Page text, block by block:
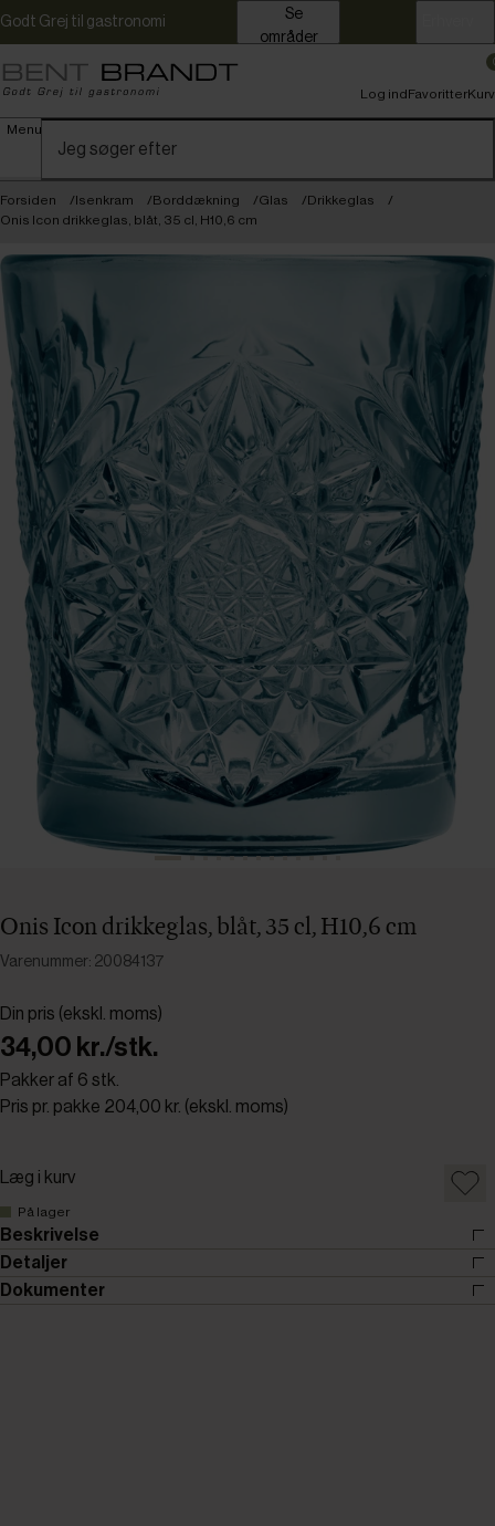
Godt Grej til gastronomi
områder
Menu
Log indFavoritterKurv
Forsiden Isenkram Borddækning Glas
Drikkeglas
Onis Icon drikkeglas, blåt, 35 cl, H10,6 cm
Onis Icon drikkeglas, blåt, 35 cl, H10,6 cm
Varenummer: 20084137
Din pris (ekskl. moms)
34,00 kr./stk.
Pakker af 6 stk.
Pris pr. pakke 204,00 kr. (ekskl. moms)
Læg i kurv
På lager
Beskrivelse
Detaljer
Dokumenter